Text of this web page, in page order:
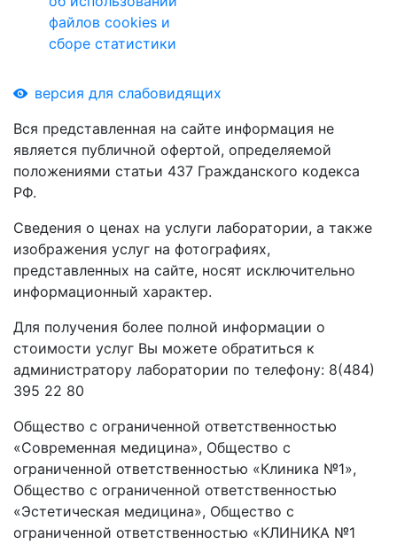
файлов cookies и
сборе статистики
версия для слабовидящих
Вся представленная на сайте информация не
является публичной офертой, определяемой
положениями статьи 437 Гражданского кодекса
РФ.
Сведения о ценах на услуги лаборатории, а также
изображения услуг на фотографиях,
представленных на сайте, носят исключительно
информационный характер.
Для получения более полной информации о
стоимости услуг Вы можете обратиться к
администратору лаборатории по телефону: 8(484)
395 22 80
Общество с ограниченной ответственностью
«Современная медицина», Общество с
ограниченной ответственностью «Клиника №1»,
Общество с ограниченной ответственностью
«Эстетическая медицина», Общество с
ограниченной ответственностью «КЛИНИКА №1